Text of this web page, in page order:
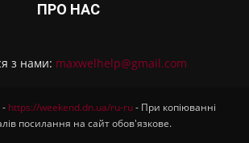
ПРО НАС
з нами: maxwelhelp@gmail.com
- https://weekend.dn.ua/ru-ru- При копіюванні
посилання на сайт обов'язкове.